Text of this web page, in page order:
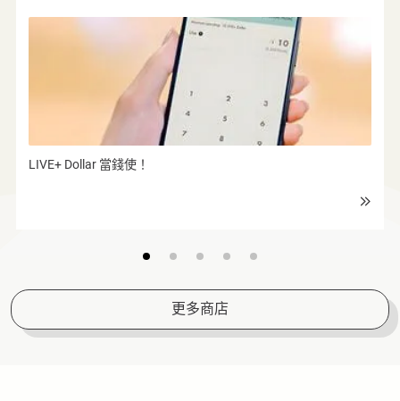
免費泊车禮遇
LIVE+ Dollar 當錢使！
更多商店